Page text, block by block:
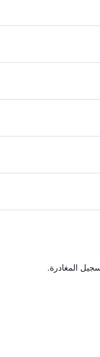
المغادرة.